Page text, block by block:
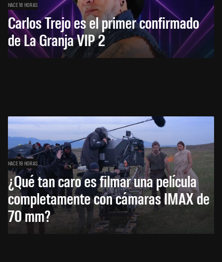
HACE 18 HORAS
Carlos Trejo es el primer confirmado
de La Granja VIP 2
HACE 19 HORAS
¿Qué tan caro es filmar una película
completamente con cámaras IMAX de
70 mm?